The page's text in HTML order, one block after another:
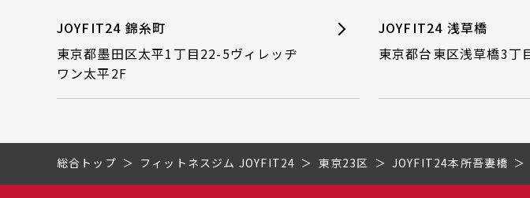
JOYFIT24 錦糸町
東京都墨田区太平1丁目22-5ヴィレッヂ
ワン太平2F
JOYFIT24 浅草橋
東京都台東区浅草橋3丁
総合トップ フィットネスジム JOYFIT24 東京23区 JOYFIT24本所吾妻橋